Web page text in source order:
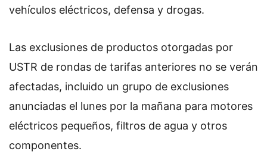
vehículos eléctricos, defensa y drogas.
Las exclusiones de productos otorgadas por
USTR de rondas de tarifas anteriores no se verán
afectadas, incluido un grupo de exclusiones
anunciadas el lunes por la mañana para motores
eléctricos pequeños, filtros de agua y otros
componentes.